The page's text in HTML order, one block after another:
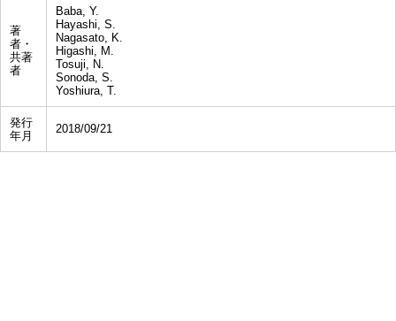
著
者・
共著
者
Baba, Y.
Hayashi, S.
Nagasato, K.
Higashi, M.
Tosuji, N.
Sonoda, S.
Yoshiura, T.
発行
年月
2018/09/21